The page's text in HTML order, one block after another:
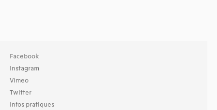
Facebook
Instagram
Vimeo
Twitter
Infos pratiques